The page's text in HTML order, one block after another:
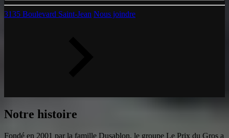
3135 Boulevard Saint-Jean Nous joindre
Notre histoire
Fondé en 2001 par la famille Dusablon, le groupe Le Prix du Gros a